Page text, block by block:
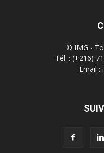
© IMG -
Tél. : (+216)
Email :